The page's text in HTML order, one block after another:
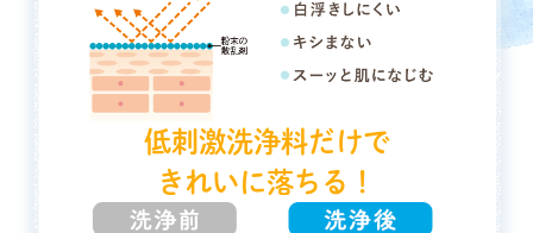
低刺激洗浄料だけで
きれいに落ちる！